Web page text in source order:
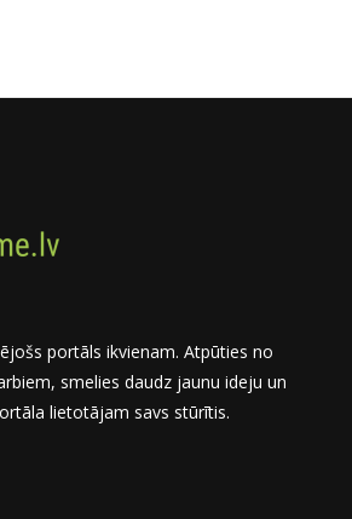
portāls ikvienam. Atpūties no
smelies daudz jaunu ideju un
lietotājam savs stūrītis.